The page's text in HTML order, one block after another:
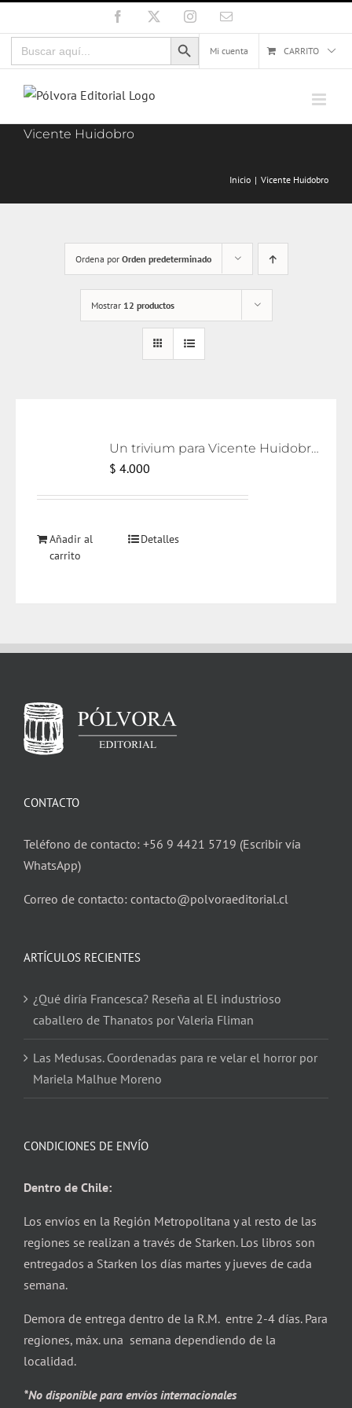
al
contenido
Facebook InstagramCorreo
Buscar:
Botón de búsqueda
Mi cuenta
CARRITO
Vicente Huidobro
Inicio Vicente Huidobro
Ordena por Orden predeterminado
Mostrar 12 productos
Un trivium para Vicente Huidobro [eBook]
$ 4.000
Añadir al
carrito
Detalles
CONTACTO
Teléfono de contacto: +56 9 4421 5719 (Escribir vía
WhatsApp)
Correo de contacto: contacto@polvoraeditorial.cl
ARTÍCULOS RECIENTES
¿Qué diría Francesca? Reseña al El industrioso
caballero de Thanatos por Valeria Fliman
Las Medusas. Coordenadas para re velar el horror por
Mariela Malhue Moreno
CONDICIONES DE ENVÍO
Dentro de Chile:
Los envíos en la Región Metropolitana y al resto de las
regiones se realizan a través de Starken. Los libros son
entregados a Starken los días martes y jueves de cada
semana.
Demora de entrega dentro de la R.M. entre 2-4 días. Para
regiones, máx. una semana dependiendo de la
localidad.
*No disponible para envíos internacionales